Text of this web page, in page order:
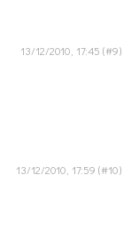
13/12/2010, 17:45
13/12/2010, 17:59